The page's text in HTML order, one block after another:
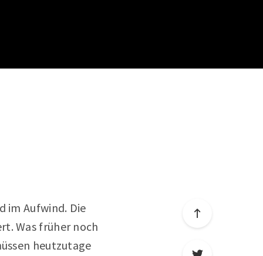
im Aufwind. Die
Was früher noch
heutzutage